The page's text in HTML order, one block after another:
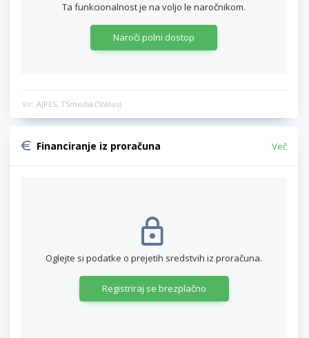
Ta funkcionalnost je na voljo le naročnikom.
Naroči polni dostop
Vir: AJPES, TSmedia (Status)
Financiranje iz proračuna Več
Oglejte si podatke o prejetih sredstvih iz proračuna.
Registriraj se brezplačno